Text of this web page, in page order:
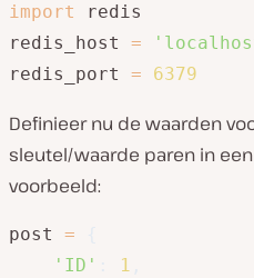
import
redis
redis_host =
redis_port = 6379
Definieer nu de waarden
sleutel/waarde paren in
voorbeeld:
post =
'ID'
1